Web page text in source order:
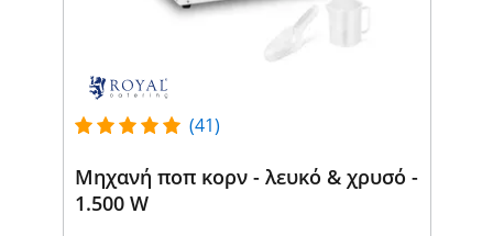
(41)
Μηχανή ποπ κορν - λευκό & χρυσό -
1.500 W